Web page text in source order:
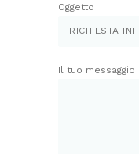
Oggetto
Il tuo